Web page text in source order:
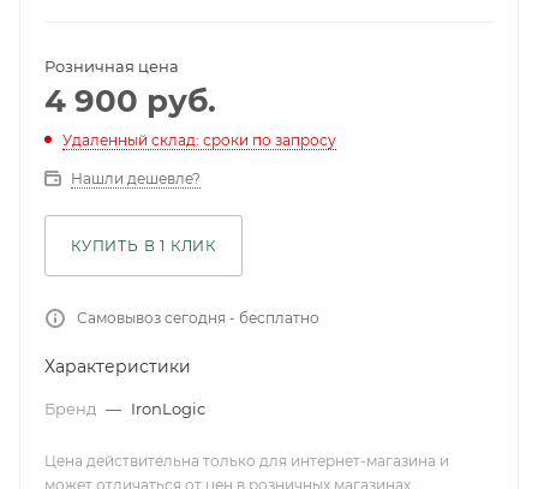
Розничная цена
4 900 руб.
Удаленный склад: сроки по запросу
Нашли дешевле?
КУПИТЬ В 1 КЛИК
Самовывоз сегодня - бесплатно
Характеристики
Бренд — IronLogic
Цена действительна только для интернет-магазина и
может отличаться от цен в розничных магазинах .